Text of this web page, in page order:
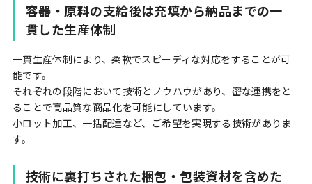
容器・原料の支給後は充填から納品までの一
貫した生産体制
一貫生産体制により、柔軟でスピーディな対応をすることが可
能です。
それぞれの段階において技術とノウハウがあり、密な連携をと
ることで高品質な商品化を可能にしています。
小ロット加工、一括配達など、ご希望を実現する技術がありま
す。
技術に裏打ちされた梱包・包装資材を含めた